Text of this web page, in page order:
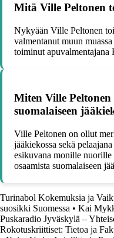
Mitä Ville Peltonen
Nykyään Ville Peltonen
valmentanut muun
toiminut apuvalmentajana
Miten Ville
suomalaiseen
Ville Peltonen on ollut
jääkiekossa sekä
esikuvana monille
osaamista suomalaiseen
Turinabol Kokemuksia ja
suosikki Suomessa • Kai
Puskaradio Jyväskylä –
Rokotuskriittiset: Tietoa ja